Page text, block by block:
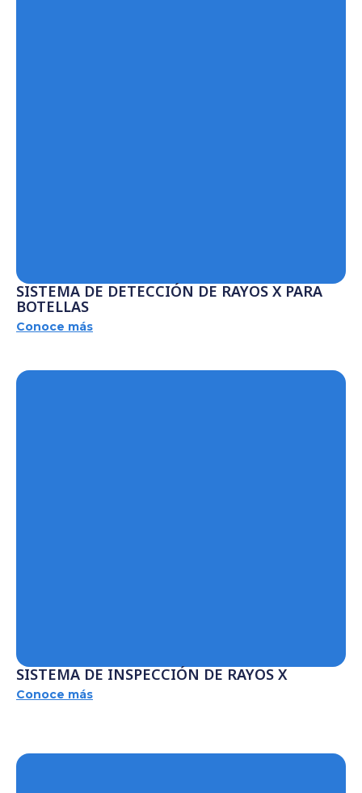
SISTEMA DE DETECCIÓN DE RAYOS X PARA
BOTELLAS
Conoce más
SISTEMA DE INSPECCIÓN DE RAYOS X
Conoce más